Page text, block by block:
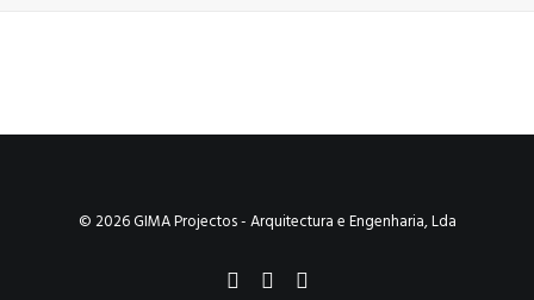
© 2026 GIMA Projectos - Arquitectura e Engenharia, Lda